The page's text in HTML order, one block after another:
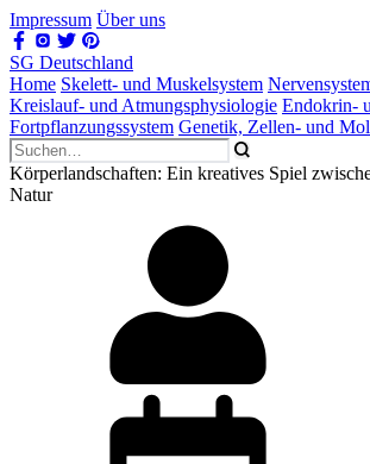
Impressum Über uns
SG Deutschland
Home Skelett- und Muskelsystem
Kreislauf- und Atmungsphysiologie Endokrin-
Fortpflanzungssystem Genetik, Zellen- und
Körperlandschaften: Ein kreatives Spiel
Natur